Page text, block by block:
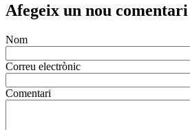
Afegeix un nou comentari
Nom
Correu electrònic
Comentari